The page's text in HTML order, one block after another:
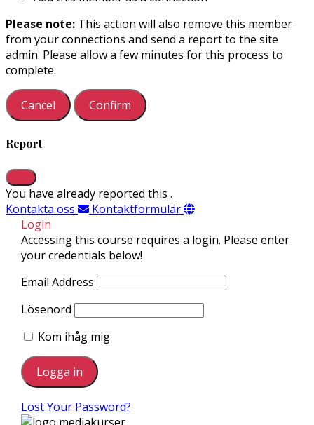
Please note: This action will also remove this member
from your connections and send a report to the site
admin. Please allow a few minutes for this process to
complete.
Confirm
Report
You have already reported this .
Kontakta oss
Kontaktformulär
Login
Accessing this course requires a login. Please enter
your credentials below!
Email Address
Lösenord
Kom ihåg mig
Lost Your Password?